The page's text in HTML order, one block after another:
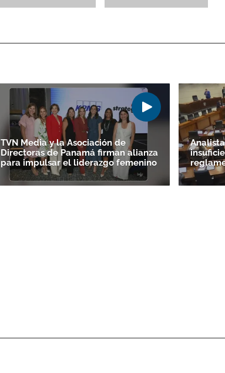
TVN Media y la Asociación de
Directoras de Panamá firman alianza
para impulsar el liderazgo femenino